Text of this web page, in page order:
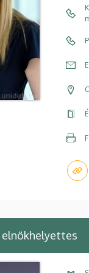
elnökhelyettes